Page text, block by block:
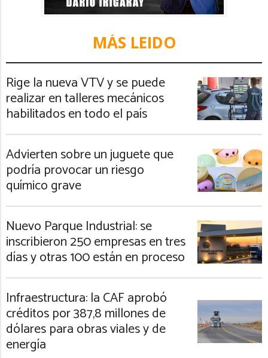
MÁS LEIDO
Rige la nueva VTV y se puede
realizar en talleres mecánicos
habilitados en todo el país
Advierten sobre un juguete que
podría provocar un riesgo
químico grave
Nuevo Parque Industrial: se
inscribieron 250 empresas en tres
días y otras 100 están en proceso
Infraestructura: la CAF aprobó
créditos por 387,8 millones de
dólares para obras viales y de
energía